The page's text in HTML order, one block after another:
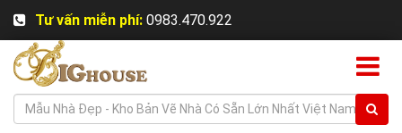
Tư vấn miễn phí: 0983.470.922